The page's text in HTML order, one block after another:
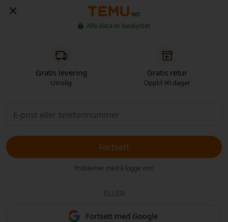
NO
Alle data er beskyttet
Gratis levering
Utrolig
Gratis retur
Opptil 90 dager
Fortsett
Problemer med å logge inn?
ELLER
Fortsett med Google